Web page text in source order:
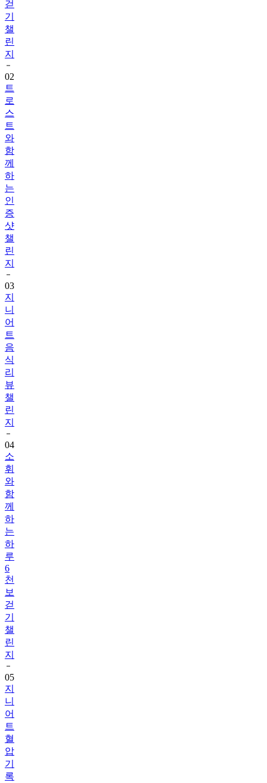
걷
기
챌
린
지
02
트
로
스
트
와
함
께
하
는
인
증
샷
챌
린
지
03
지
니
어
트
음
식
리
뷰
챌
린
지
04
소
휘
와
함
께
하
는
하
루
6
천
보
걷
기
챌
린
지
05
지
니
어
트
혈
압
기
록